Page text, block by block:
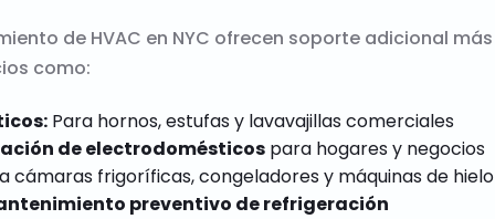
de HVAC en NYC ofrecen soporte adicional
como:
Para hornos, estufas y lavavajillas comerciales
de electrodomésticospara hogares y negocios
cámaras frigoríficas, congeladores y máquinas de hielo
preventivo de refrigeración